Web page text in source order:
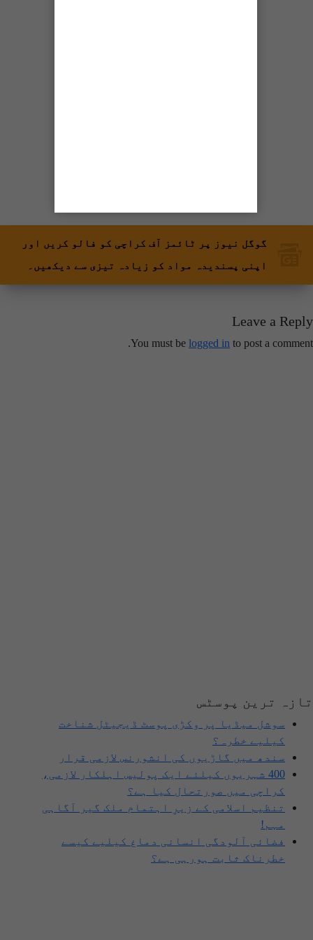
گوگل نیوز پر ٹائمز آف کراچی کو فالو کریں اور
اپنی پسندیدہ مواد کو زیادہ تیزی سے دیکھیں۔
Leave a
You must belogged in to post a
ترین پوسٹس
سوشل میڈیا پر وکڑی پوسٹ ڈیجیٹل شناخت
کیلیے خطرہ؟
سندھ میں گاڑیوں کی انشورنس لازمی قرار
400 شہریوں کیلئے ایک پولیس اہلکار لازمی،
کراچی میں صورتحال کیا ہے؟
تنظیم اسلامی کے زیرِ اہتمام ملک گیر آگاہی
مہم!
فضائی آلودگی انسانی دماغ کیلیے کیسے
خطرناک ثابت ہورہی ہے؟